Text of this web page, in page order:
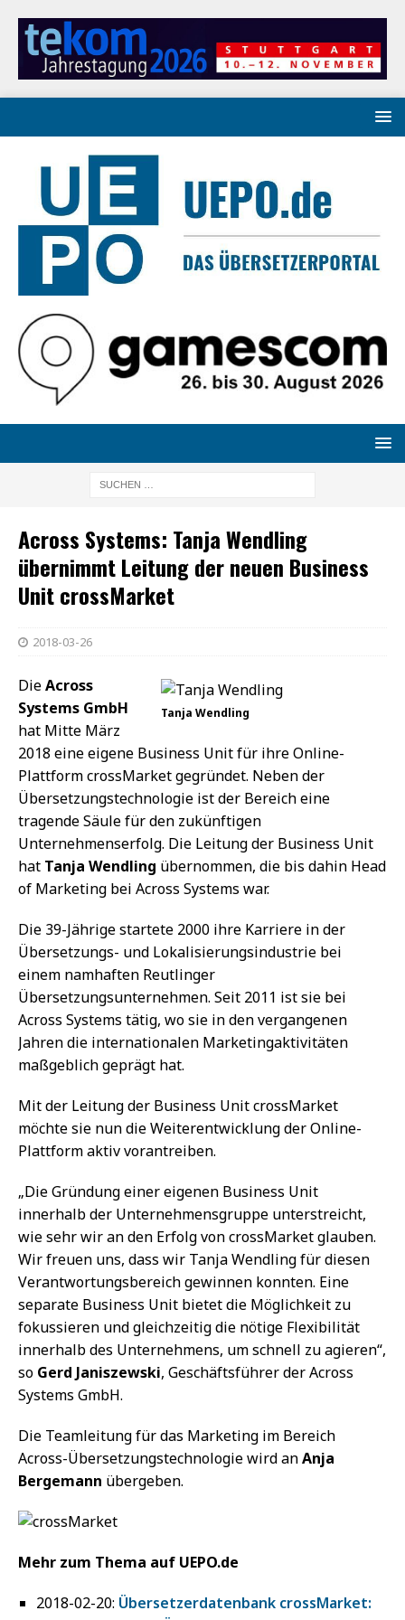
Across Systems: Tanja Wendling
übernimmt Leitung der neuen Business
Unit crossMarket
2018-03-26
Tanja Wendling
DieAcross
Systems GmbH
hat Mitte März
2018 eine eigene Business Unit für ihre Online-
Plattform crossMarket gegründet. Neben der
Übersetzungstechnologie ist der Bereich eine
tragende Säule für den zukünftigen
Unternehmenserfolg. Die Leitung der Business Unit
hat Tanja Wendling übernommen, die bis dahin Head
of Marketing bei Across Systems war.
Die 39-Jährige startete 2000 ihre Karriere in der
Übersetzungs- und Lokalisierungsindustrie bei
einem namhaften Reutlinger
Übersetzungsunternehmen. Seit 2011 ist sie bei
Across Systems tätig, wo sie in den vergangenen
Jahren die internationalen Marketingaktivitäten
maßgeblich geprägt hat.
Mit der Leitung der Business Unit crossMarket
möchte sie nun die Weiterentwicklung der Online-
Plattform aktiv vorantreiben.
„Die Gründung einer eigenen Business Unit
innerhalb der Unternehmensgruppe unterstreicht,
wie sehr wir an den Erfolg von crossMarket glauben.
Wir freuen uns, dass wir Tanja Wendling für diesen
Verantwortungsbereich gewinnen konnten. Eine
separate Business Unit bietet die Möglichkeit zu
fokussieren und gleichzeitig die nötige Flexibilität
innerhalb des Unternehmens, um schnell zu agieren“,
so Gerd Janiszewski, Geschäftsführer der Across
Systems GmbH.
Die Teamleitung für das Marketing im Bereich
Across-Übersetzungstechnologie wird anAnja
Bergemann übergeben.
Mehr zum Thema auf UEPO.de
2018-02-20: Übersetzerdatenbank crossMarket: